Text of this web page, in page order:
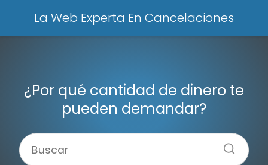
La Web Experta En Cancelaciones
¿Por qué cantidad de dinero te
pueden demandar?